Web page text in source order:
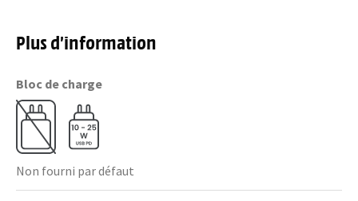
Plus d’information
Bloc de charge
Non fourni par défaut